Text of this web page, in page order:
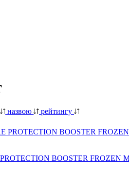
назвою
рейтингу
BOOSTER FROZEN